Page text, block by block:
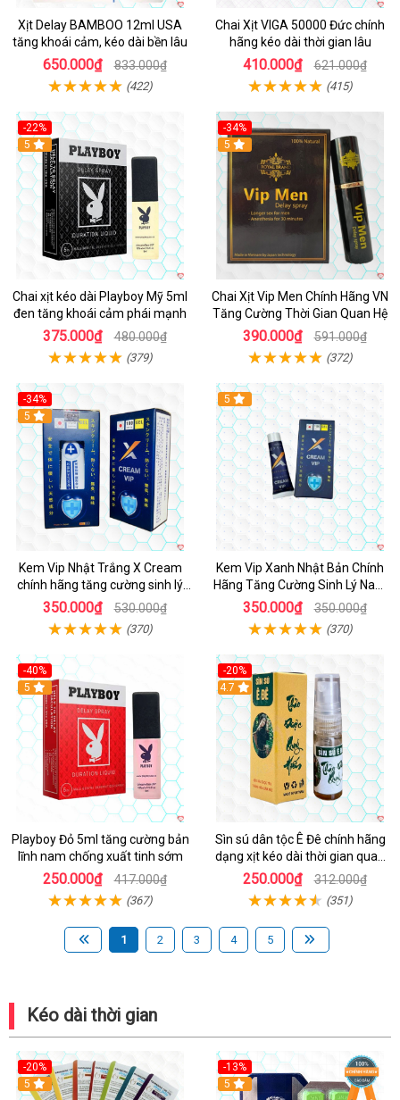
Xịt Delay BAMBOO 12ml USA
tăng khoái cảm, kéo dài bền lâu
650.000₫ 833.000₫
(422)
Chai Xịt VIGA 50000 Đức chính
hãng kéo dài thời gian lâu
410.000₫ 621.000₫
(415)
-22%
5
Chai xịt kéo dài Playboy Mỹ 5ml
đen tăng khoái cảm phái mạnh
375.000₫ 480.000₫
(379)
-34%
5
Chai Xịt Vip Men Chính Hãng VN
Tăng Cường Thời Gian Quan Hệ
390.000₫ 591.000₫
(372)
-34%
5
Kem Vip Nhật Trắng X Cream
chính hãng tăng cường sinh lý
nam kéo dài
350.000₫ 530.000₫
(370)
5
Kem Vip Xanh Nhật Bản Chính
Hãng Tăng Cường Sinh Lý Nam
Bền Lâu
350.000₫ 350.000₫
(370)
-40%
5
Playboy Đỏ 5ml tăng cường bản
lĩnh nam chống xuất tinh sớm
250.000₫ 417.000₫
(367)
-20%
4.7
Sìn sú dân tộc Ê Đê chính hãng
dạng xịt kéo dài thời gian quan
hệ chai nhỏ 5ml
250.000₫ 312.000₫
(351)
1 2 3 4 5
Kéo dài thời gian
-20%
5
-13%
Hot
5